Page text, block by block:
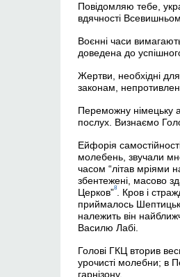
Повідомляю тебе,
вдячності
Воєнні часи
доведена до
Жертви, необхідні
законам,
Переможну німецьку
послух. Визнаємо
Ейфорія
молебень, звучали
часом “літав мріями
збентежені, масово
Церков”8
. Кров і
приймалось
належить він
Василю Лабі.
Голові ГКЦ вторив
урочисті молебни; в
гарнізону.